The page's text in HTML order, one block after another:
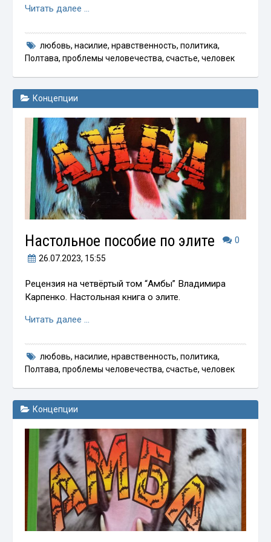
Читать далее …
любовь, насилие, нравственность, политика,
Полтава,проблемы человечества,счастье,человек
Концепции
0
Настольное пособие по элите
26.07.2023, 15:55
Рецензия на четвёртый том “Амбы” Владимира
Карпенко. Настольная книга о элите.
Читать далее …
любовь, насилие, нравственность, политика,
Полтава,проблемы человечества,счастье,человек
Концепции